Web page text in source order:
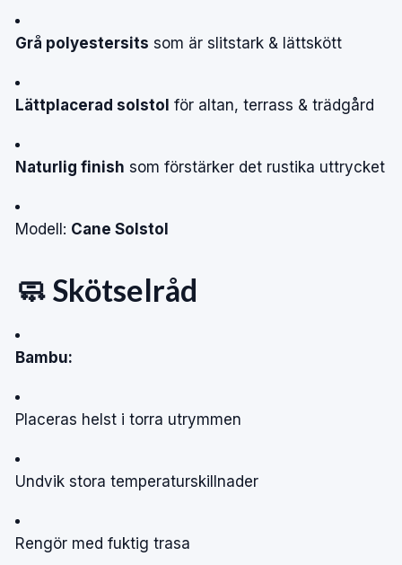
Grå polyestersits som är slitstark & lättskött
Lättplacerad solstol för altan, terrass & trädgård
Naturlig finish som förstärker det rustika uttrycket
Modell: Cane Solstol
🧼 Skötselråd
Bambu:
Placeras helst i torra utrymmen
Undvik stora temperaturskillnader
Rengör med fuktig trasa